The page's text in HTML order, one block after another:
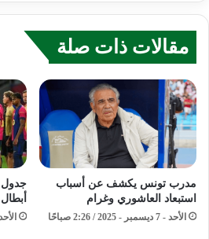
مقالات ذات صلة
مدرب تونس يكشف عن أسباب
استبعاد العاشوري وغرام
الأحد - 7 ديسمبر - 2025 / 2:26 صباحًا
جدول
الأحد - 7 ديسمبر -